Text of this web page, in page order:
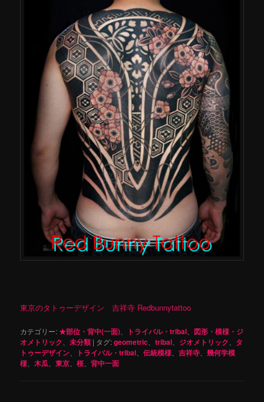
東京のタトゥーデザイン 吉祥寺 Redbunnytattoo
カテゴリー:★部位・背中(一面) トライバル・tribal
図形・模様・ジ
オメトリック 、未分類 | タグ:geometric 、tribal ジオメトリック
タ
トゥーデザイン
トライバル・tribal 、伝統模様 、吉祥寺 、幾何学模
様 、木瓜 、東京 、桜 、背中一面